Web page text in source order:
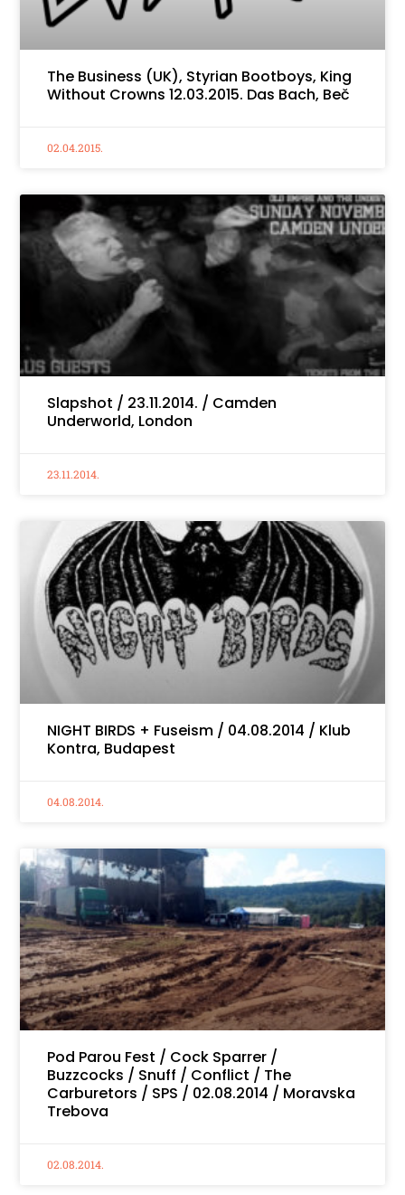
The Business (UK), Styrian Bootboys, King
Without Crowns 12.03.2015. Das Bach, Beč
02.04.2015.
Slapshot / 23.11.2014. / Camden
Underworld, London
23.11.2014.
NIGHT BIRDS + Fuseism / 04.08.2014 / Klub
Kontra, Budapest
04.08.2014.
Pod Parou Fest / Cock Sparrer /
Buzzcocks / Snuff / Conflict / The
Carburetors / SPS / 02.08.2014 / Moravska
Trebova
02.08.2014.